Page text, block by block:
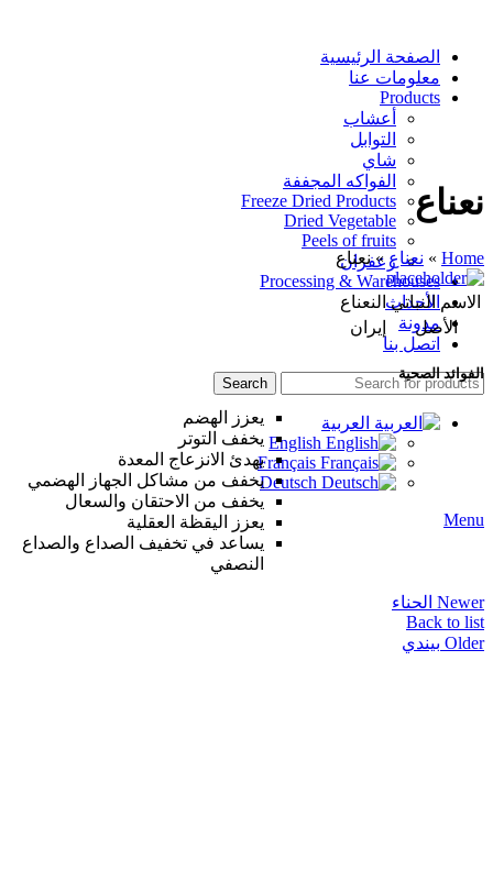
الصفحة الرئيسية
معلومات عنا
Products
أعشاب
التوابل
شاي
الفواكه المجففة
Freeze Dried Products
Dried Vegetable
Peels of fruits
زعفران
Processing & Warehouses
الأحداث
مدونة
اتصل بنا
Search
العربية
English
Français
Deutsch
Menu
نعناع
Home
» نعناع »نعناع
الاسم النباتي النعناع
الأصل
إيران
الفوائد الصحية
يعزز الهضم
يخفف التوتر
يهدئ الانزعاج المعدة
يخفف من مشاكل الجهاز الهضمي
يخفف من الاحتقان والسعال
يعزز اليقظة العقلية
يساعد في تخفيف الصداع والصداع
النصفي
Newer الحناء
Back to list
Older بيندي